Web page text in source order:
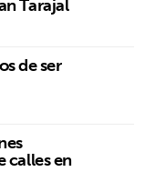
de ser
calles en